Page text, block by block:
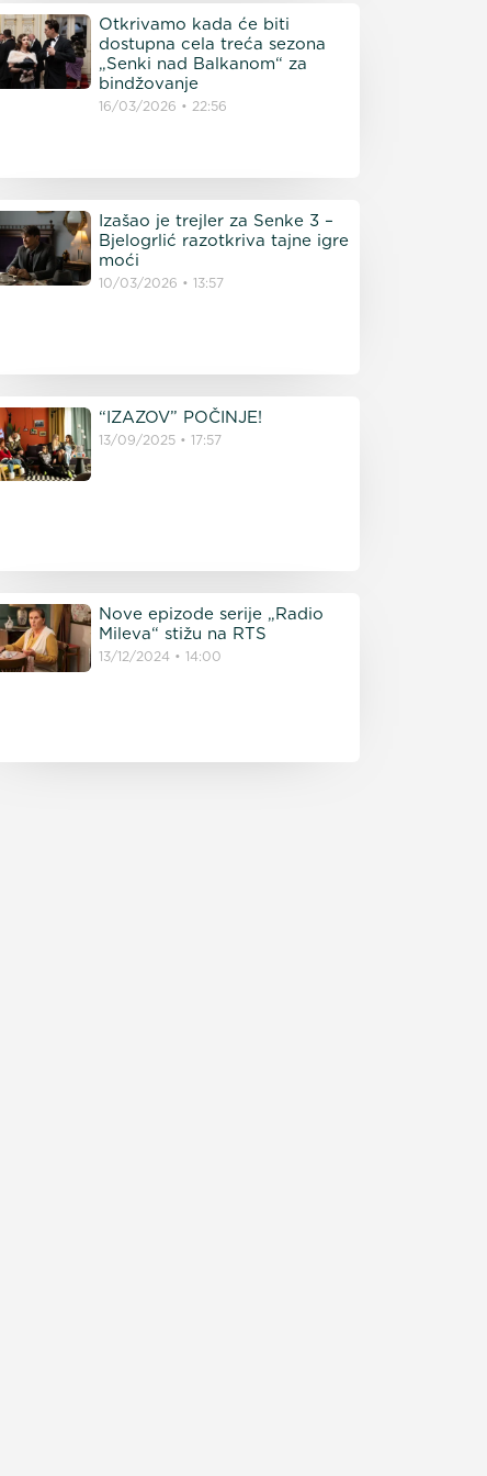
Otkrivamo kada će biti
dostupna cela treća sezona
„Senki nad Balkanom“ za
bindžovanje
16/03/2026 22:56
Izašao je trejler za Senke 3 –
Bjelogrlić razotkriva tajne igre
moći
10/03/2026 13:57
“IZAZOV” POČINJE!
13/09/2025 17:57
Nove epizode serije „Radio
Mileva“ stižu na RTS
13/12/2024 14:00